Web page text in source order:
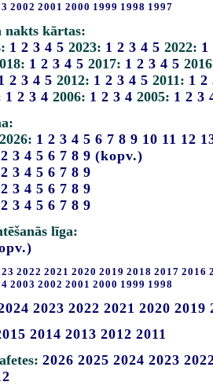
2002 2001 2000 1999 1998 1997
nakts kārtas:
1 2 3 4 5 2023: 1 2 3 4 5 2022: 1
1 2 3 4 5 2017: 1 2 3 4 5
2 3 4 5 2012: 1 2 3 4 5 2011: 1 2
1 2 3 4 2006: 1 2 3 4 2005: 1 2 3
1 2 3 4 5 6 7 8 9 10 11 12
2 3 4 5 6 7 8 9 (kopv.)
2 3 4 5 6 7 8 9
2 3 4 5 6 7 8 9
2 3 4 5 6 7 8 9
līga:
2022 2021 2020 2019 2018 2017 2016
2003 2002 2001 2000 1999 1998
2023 2022 2021 2020 2019
2014 2013 2012 2011
2026 2025 2024 2023